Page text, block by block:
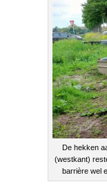
De hekken
(westkant)
barrière wel